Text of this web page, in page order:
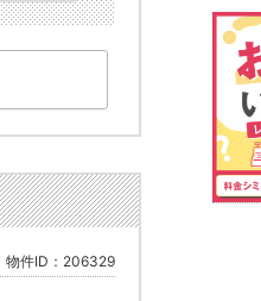
物件ID：206329